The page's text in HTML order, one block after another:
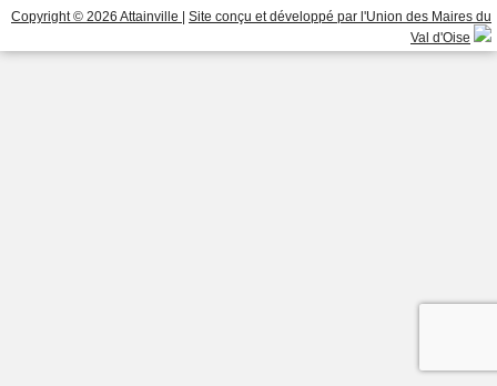
Copyright © 2026 Attainville | Site conçu et développé par l'Union des Maires du
Val d'Oise